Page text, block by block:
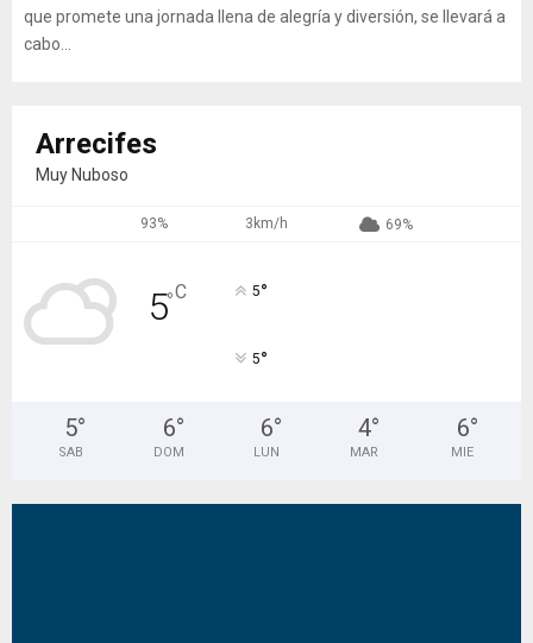
que promete una jornada llena de alegría y diversión, se llevará a
cabo...
Arrecifes
Muy Nuboso
93% 3km/h 69%
5°C 5°
5°
5°
SAB
6°
DOM
6°
LUN
4°
MAR
6°
MIE